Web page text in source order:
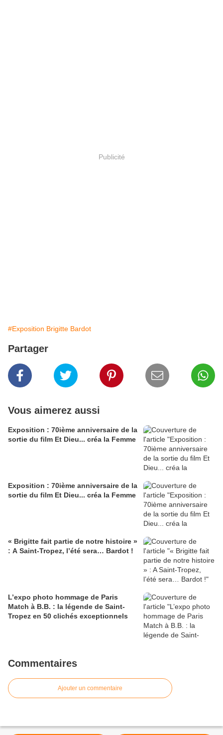
Publicité
#Exposition Brigitte Bardot
Partager
Vous aimerez aussi
Exposition : 70ième anniversaire de la
sortie du film Et Dieu... créa la Femme
Exposition : 70ième anniversaire de la
sortie du film Et Dieu... créa la Femme
« Brigitte fait partie de notre histoire »
: A Saint-Tropez, l’été sera… Bardot !
L’expo photo hommage de Paris
Match à B.B. : la légende de Saint-
Tropez en 50 clichés exceptionnels
Commentaires
Ajouter un commentaire